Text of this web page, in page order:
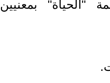
"الحياة" بمعنيين